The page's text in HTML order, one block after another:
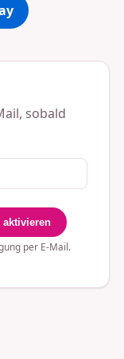
sobald
aktivieren
per E-Mail.